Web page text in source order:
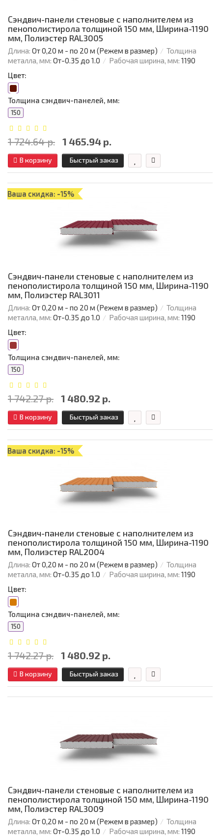
Сэндвич-панели стеновые с наполнителем из
пенополистирола толщиной 150 мм, Ширина-1190
мм, Полиэстер RAL3005
Длина: От 0,20 м - по 20 м (Режем в размер)
Толщина
металла, мм: От-0.35 до 1.0 Рабочая ширина, мм: 1190
Цвет:
Толщина сэндвич-панелей, мм:
150
1 724.64 р. 1 465.94 р.
В корзину Быстрый заказ
Ваша скидка: -15%
Сэндвич-панели стеновые с наполнителем из
пенополистирола толщиной 150 мм, Ширина-1190
мм, Полиэстер RAL3011
Длина: От 0,20 м - по 20 м (Режем в размер)
Толщина
металла, мм: От-0.35 до 1.0 Рабочая ширина, мм: 1190
Цвет:
Толщина сэндвич-панелей, мм:
150
1 742.27 р. 1 480.92 р.
В корзину Быстрый заказ
Ваша скидка: -15%
Сэндвич-панели стеновые с наполнителем из
пенополистирола толщиной 150 мм, Ширина-1190
мм, Полиэстер RAL2004
Длина: От 0,20 м - по 20 м (Режем в размер)
Толщина
металла, мм: От-0.35 до 1.0 Рабочая ширина, мм: 1190
Цвет:
Толщина сэндвич-панелей, мм:
150
1 742.27 р. 1 480.92 р.
В корзину Быстрый заказ
Сэндвич-панели стеновые с наполнителем из
пенополистирола толщиной 150 мм, Ширина-1190
мм, Полиэстер RAL3009
Длина: От 0,20 м - по 20 м (Режем в размер)
Толщина
металла, мм: От-0.35 до 1.0 Рабочая ширина, мм: 1190